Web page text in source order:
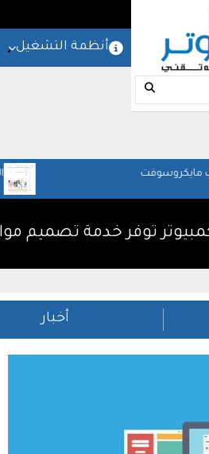
مواقع أنظمة التشغيل
الميكروفون
والعمل
توفر خدمة تصميم
أخبار